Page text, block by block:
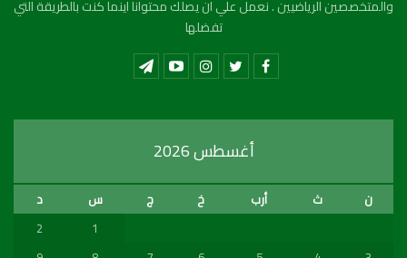
والمتخصصين الرياضيين . نعمل علي ان يصلك محتوانا اينما كنت بالطريقة التي
تفضلها
أغسطس 2026
ن ث أرب خ ج س
د
1
2